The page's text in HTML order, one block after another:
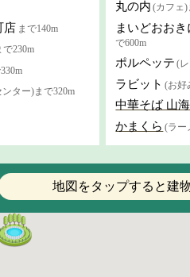
店 まで140m
で230m
ター)まで320m
丸の内 (カフェ)
まいどおお
で600m
ポルペッテ (
ラビット (お好
中華そば 山海
かまくら (ラー
地図をタップすると建